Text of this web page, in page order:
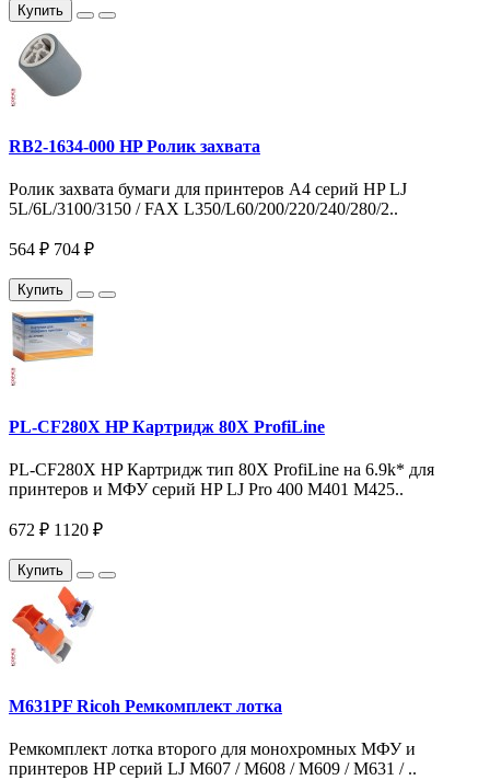
Купить
RB2-1634-000 HP Ролик захвата
Ролик захвата бумаги для принтеров A4 серий HP LJ
5L/6L/3100/3150 / FAX L350/L60/200/220/240/280/2..
564 ₽ 704 ₽
Купить
PL-CF280X HP Картридж 80X ProfiLine
PL-CF280X HP Картридж тип 80X ProfiLine на 6.9k* для
принтеров и МФУ серий HP LJ Pro 400 M401 M425..
672 ₽ 1120 ₽
Купить
M631PF Ricoh Ремкомплект лотка
Ремкомплект лотка второго для монохромных МФУ и
принтеров HP серий LJ M607 / M608 / M609 / M631 / ..